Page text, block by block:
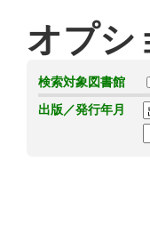
オプシ
検索対象図書館
出版／発行年月